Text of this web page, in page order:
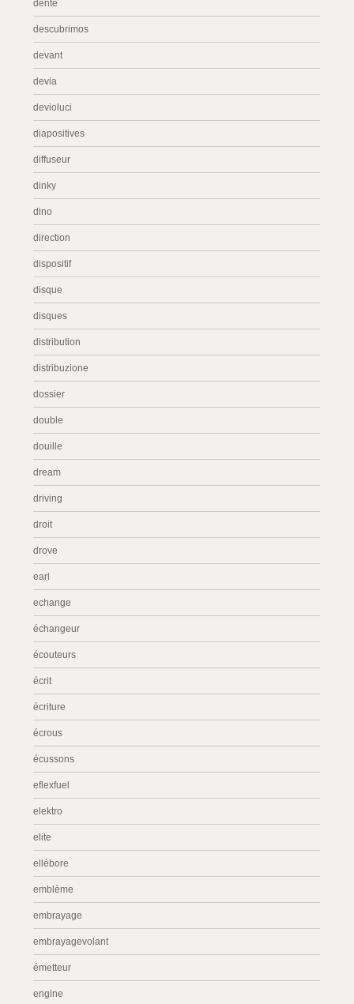
dente
descubrimos
devant
devia
devioluci
diapositives
diffuseur
dinky
dino
direction
dispositif
disque
disques
distribution
distribuzione
dossier
double
douille
dream
driving
droit
drove
earl
echange
échangeur
écouteurs
écrit
écriture
écrous
écussons
eflexfuel
elektro
elite
ellébore
emblème
embrayage
embrayagevolant
émetteur
engine